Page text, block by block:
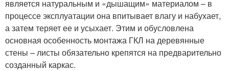
является натуральным и «дышащим» материалом – в
процессе эксплуатации она впитывает влагу и набухает,
а затем теряет ее и усыхает. Этим и обусловлена
основная особенность монтажа ГКЛ на деревянные
стены – листы обязательно крепятся на предварительно
созданный каркас.